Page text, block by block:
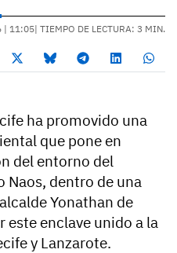
| 11:05| TIEMPO DE LECTURA: 3 MIN.
ha promovido una
que pone en
del entorno del
Naos, dentro de una
Yonathan de
este enclave unido a la
y Lanzarote.